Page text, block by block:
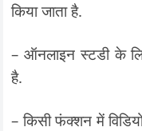
किया जाता है.
– ऑनलाइन स्टडी के
है.
– किसी फंक्शन में